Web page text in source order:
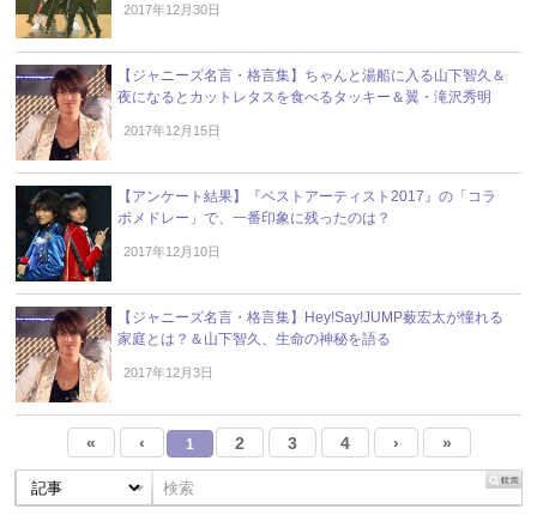
2017年12月30日
【ジャニーズ名言・格言集】ちゃんと湯船に入る山下智久＆
夜になるとカットレタスを食べるタッキー＆翼・滝沢秀明
2017年12月15日
【アンケート結果】『ベストアーティスト2017』の「コラ
ボメドレー」で、一番印象に残ったのは？
2017年12月10日
【ジャニーズ名言・格言集】Hey!Say!JUMP薮宏太が憧れる
家庭とは？＆山下智久、生命の神秘を語る
2017年12月3日
« ‹ 1 2 3 4 › »